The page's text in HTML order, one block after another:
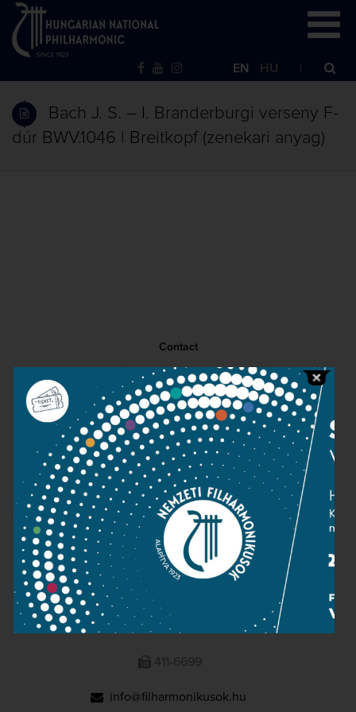
EN HU
Bach J. S. – I. Branderburgi verseny F-
dúr BWV.1046 | Breitkopf (zenekari anyag)
Contact
Public information
Press room
Terms and privacy
Imprint
NATIONAL PHILHARMONIC
1095 Budapest, Komor Marcell u. 1. (Müpa)
411-6600
411-6699
info@filharmonikusok.hu